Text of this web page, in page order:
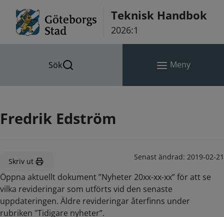
Teknisk Handbok
2026:1
Sök Meny
Fredrik Edström
Skriv ut Senast ändrad: 2019-02-21
Öppna aktuellt dokument ”Nyheter 20xx-xx-xx” för att se
vilka revideringar som utförts vid den senaste
uppdateringen. Äldre revideringar återfinns under
rubriken "Tidigare nyheter”.